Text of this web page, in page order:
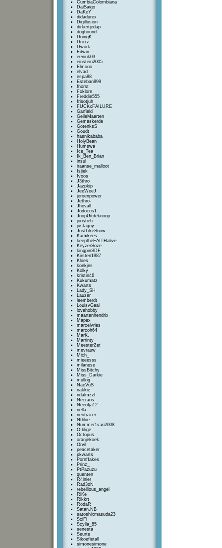
CumbiaColombiana
DaiSaigo
DaKeY
didadurex
Digillusion
dirkertjedap
doghound
DoingK
Droxz
Dwork
Edwin---
eenink03
einstein2005
Elmooo
elvad
espa88
Esteban899
fhorst
Foklore
Freddie555
frisotjuh
FUCKxFAILURE
Garfield
GeileMaarten
Gemaskerde
GotenksS
Goudt
hasnikababa
HolyBean
Humswa
Ice_Tea
Ik_Ben_Brian
insul
iraanse_malloot
Isjiek
Ivoos
J3thro
Jazpkip
JeeWeeJ
jeroenpower
Jethro-
Jhovall
Jodocus1
JoopUitdeknoop
joostieh
justaguy
JustLikeSnow
Kamikees
keeptheFAITHalive
KeyzerSoze
kingpinSDF
Kirsten1987
Kloes
koekjes
Kolky
kristin46
Kukumatz
Kwarts
Lady_SH
Lauzer
leemberdt
LouisvGaal
lovehobby
maartenhendrix
Mapex
marcelvries
marcoh64
MarK.
Marrinty
MeesterZet
mevrauw
Mich_
mieeesss
milanese
MissBitchy
Miss_Darkie
mullog
NaeVuS
nakkie
ndalmzzl
Necraos
Neeofja12
nella
neotracer
Nthliie
Nummer1van2008
O-blige
Octopus
oranjekoek
Orvil
peacetaker
pkwarts
PornfIakes
Prinz_
PtPazuzu
quenten
R4inier
Rad3oN
rebellious_angel
RiKe
Rikkrt
RodaR
Satan.NB
satoshixmasuda23
SciFi
Scylla_85
senesta
Seurte
Sikoefietall
simonesimone